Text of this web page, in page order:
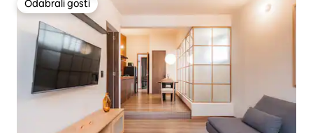
Odabrali gosti
Odabrali gosti